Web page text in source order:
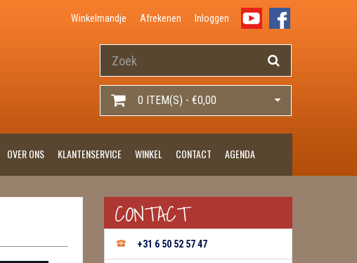
Winkelmandje Afrekenen Inloggen
0 ITEM(S) - €0,00
OVER ONS KLANTENSERVICE WINKEL CONTACT AGENDA
CONTACT
+31 6 50 52 57 47